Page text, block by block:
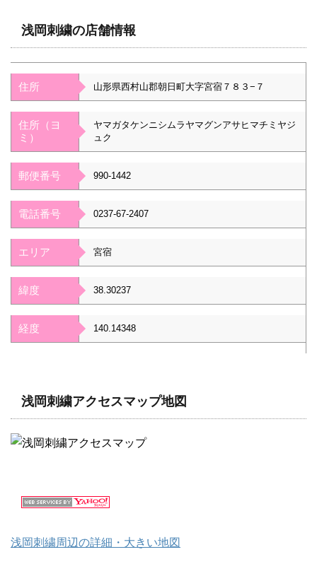
浅岡刺繍の店舗情報
住所 山形県西村山郡朝日町大字宮宿７８３−７
住所（ヨ
ミ）
ヤマガタケンニシムラヤマグンアサヒマチミヤジ
ュク
郵便番号 990-1442
電話番号 0237-67-2407
エリア 宮宿
緯度 38.30237
経度 140.14348
浅岡刺繍アクセスマップ地図
浅岡刺繍周辺の詳細・大きい地図